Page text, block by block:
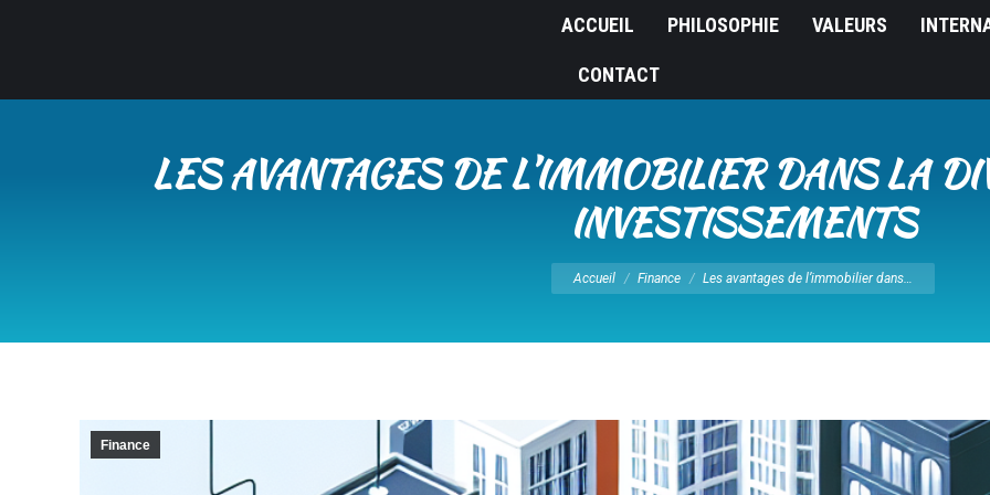
ACCUEIL PHILOSOPHIE VALEURS
CONTACT
LES AVANTAGES DE L’IMMOBILIER DANS LA
INVESTISSEMENTS
Vous êtes ici :
Accueil Finance Les avantages de l’immobilier dans…
Finance